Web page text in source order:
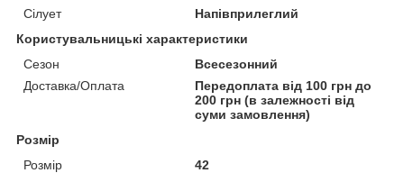
Сілует
Напівприлеглий
Користувальницькі характеристики
Сезон
Всесезонний
Доставка/Оплата
Передоплата від 100 грн до
200 грн (в залежності від
суми замовлення)
Розмір
Розмір
42